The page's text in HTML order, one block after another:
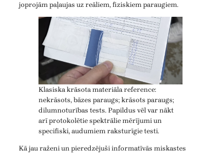
joprojām paļaujas uz reāliem, fiziskiem paraugiem.
Klasiska krāsota materiāla reference:
nekrāsots, bāzes paraugs; krāsots paraugs;
dilumnoturības tests. Papildus vēl var nākt
arī protokolētie spektrālie mērījumi un
specifiski, audumiem raksturīgie testi.
Kā jau raženi un pieredzējuši informatīvās miskastes